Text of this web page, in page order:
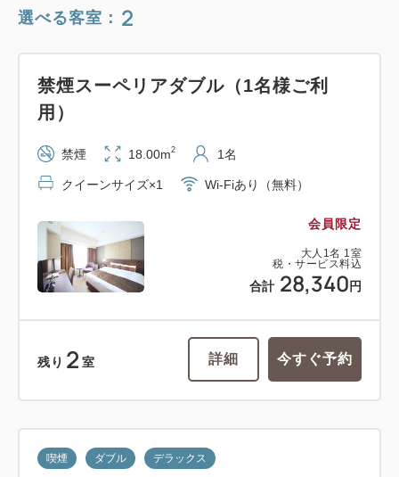
選べる客室： 2
会員限定
大人 1 名 1 室
税・サービス料込
合計 28,340 円
禁煙スーペリアダブル（1名様ご利
用）
禁煙 18.00m2 1名
クイーンサイズ×1 Wi-Fiあり（無料）
残り 2 室 詳細 今すぐ予約
喫煙 ダブル デラックス